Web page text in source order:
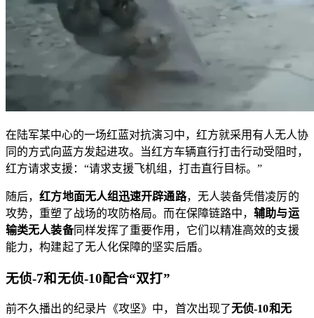
在陆军某中心的一场红蓝对抗演习中，红方就采用有人无人协
同的方式向蓝方发起进攻。当红方车辆直行打击行动受阻时，
红方请求支援：“请求支援飞机组，打击直行目标。”
随后，红方地面无人组迅速开辟通路，无人装备凭借凌厉的
攻势，重塑了战场的攻防格局。而在保障链路中，辅助与运
输类无人装备同样发挥了重要作用，它们以精准高效的支援
能力，构建起了无人化保障的坚实后盾。
无侦-7和无侦-10配合“双打”
前不久播出的纪录片《攻坚》中，首次出现了无侦-10和无